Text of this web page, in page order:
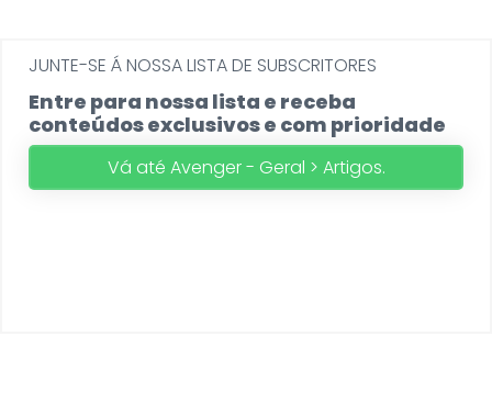
JUNTE-SE Á NOSSA LISTA DE SUBSCRITORES
Entre para nossa lista e receba
conteúdos exclusivos e com prioridade
Vá até Avenger - Geral > Artigos.